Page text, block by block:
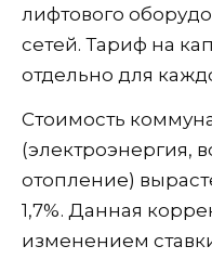
лифтового
сетей. Тариф на
отдельно для
Стоимость
(электроэнергия,
отопление)
1,7%. Данная
изменением